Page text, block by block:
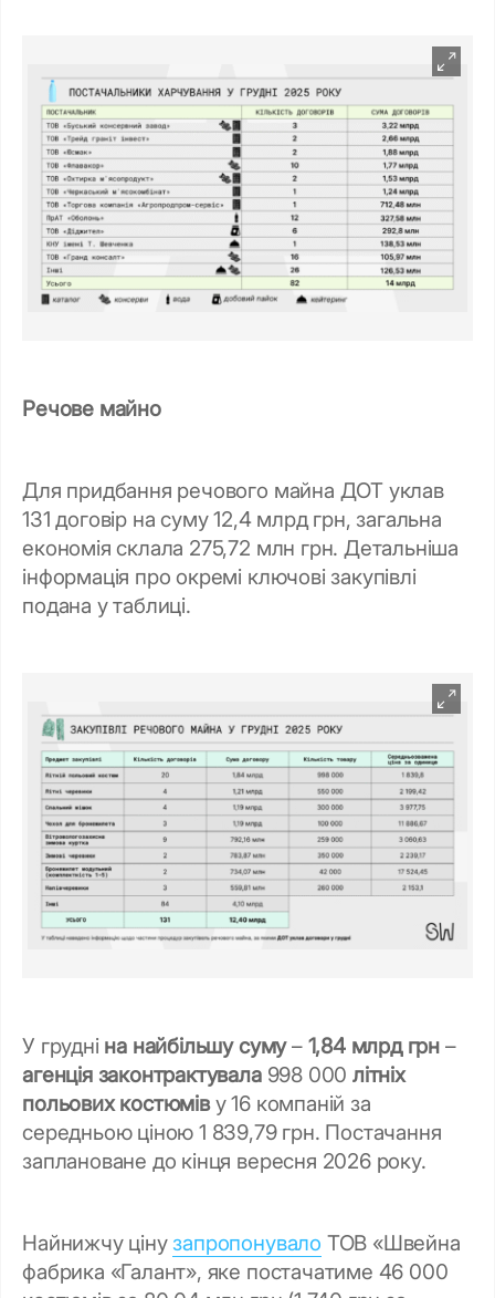
Речове майно
Для придбання речового майна ДОТ уклав
131 договір на суму 12,4 млрд грн, загальна
економія склала 275,72 млн грн. Детальніша
інформація про окремі ключові закупівлі
подана у таблиці.
У грудні на найбільшу суму– 1,84 млрд грн –
агенція законтрактувала998 000 літніх
польових костюміву 16 компаній за
середньою ціною 1 839,79 грн. Постачання
заплановане до кінця вересня 2026 року.
Найнижчу цінузапропонувало ТОВ «Швейна
фабрика «Галант», яке постачатиме 46 000